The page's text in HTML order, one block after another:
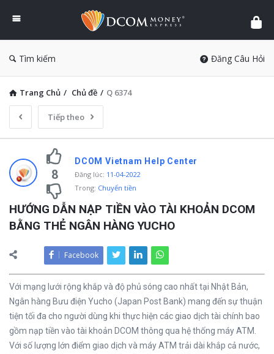
DCOM
Money
Express
Tìm kiếm Đăng Câu Hỏi
Trang Chủ / Chủ đề / Q 6374
Tiếp theo
8
DCOM Vietnam Help Center
Đăng lúc: 11-04-2022
Trong: Chuyển tiền
HƯỚNG DẪN NẠP TIỀN VÀO TÀI KHOẢN DCOM
BẰNG THẺ NGÂN HÀNG YUCHO
Facebook
Với mạng lưới rộng khắp và độ phủ sóng cao nhất tại Nhật Bản,
Ngân hàng Bưu điện Yucho (Japan Post Bank) mang đến sự thuận
tiện tối đa cho người dùng khi thực hiện các giao dịch tài chính bao
gồm nạp tiền vào tài khoản DCOM thông qua hệ thống máy ATM.
Với số lượng lớn điểm giao dịch và máy ATM trải dài khắp cả nước,